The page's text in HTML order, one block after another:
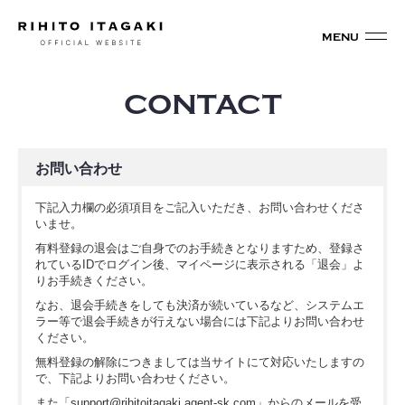
CONTACT
お問い合わせ
下記入力欄の必須項目をご記入いただき、お問い合わせくださ
いませ。
有料登録の退会はご自身でのお手続きとなりますため、登録さ
れているIDでログイン後、マイページに表示される「退会」よ
りお手続きください。
なお、退会手続きをしても決済が続いているなど、システムエ
ラー等で退会手続きが行えない場合には下記よりお問い合わせ
ください。
無料登録の解除につきましては当サイトにて対応いたしますの
で、下記よりお問い合わせください。